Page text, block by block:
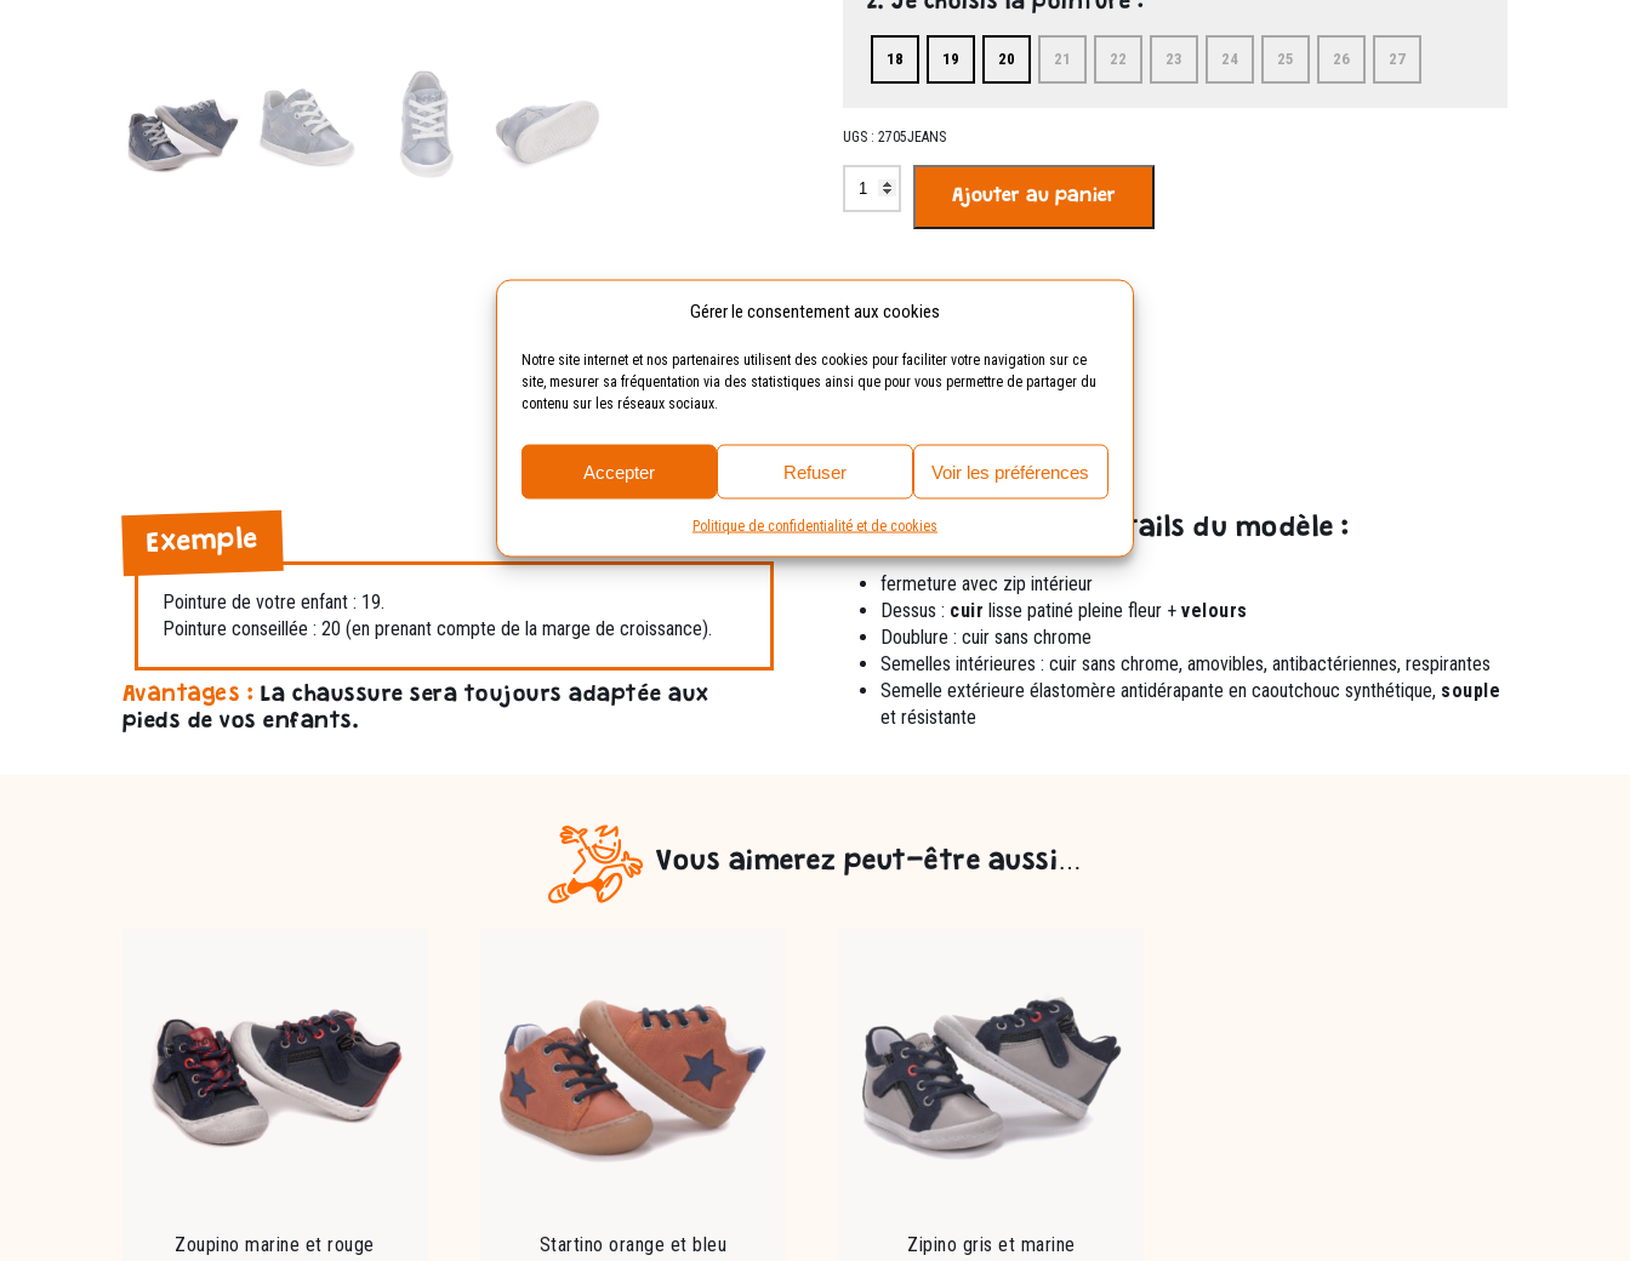
Gérer le consentement aux cookies
Notre site internet et nos partenaires utilisent des cookies pour faciliter votre navigation sur ce
site, mesurer sa fréquentation via des statistiques ainsi que pour vous permettre de partager du
contenu sur les réseaux sociaux.
Accepter Refuser Voir les préférences
Politique de confidentialité et de cookies
18 19 20 21 22 23 24 25 26 27
UGS : 2705JEANS
quantité
Ajouter au panier
Caractéristiques Avis (0)
Exemple
Pointure de votre enfant : 19.
Pointure conseillée : 20 (en prenant compte de la marge de croissance).
Avantages : La chaussure sera toujours adaptée aux
pieds de vos enfants.
Fiche technique / détails du modèle :
fermeture avec zip intérieur
Dessus : cuir lisse patiné pleine fleur +velours
Doublure : cuir sans chrome
Semelles intérieures : cuir sans chrome,amovibles, antibactériennes, respirantes
Semelle extérieure élastomèreantidérapante en caoutchouc synthétique, souple
et résistante
Vous aimerez peut-être aussi…
Zoupino marine et rouge Startino orange et bleu Zipino gris et marine